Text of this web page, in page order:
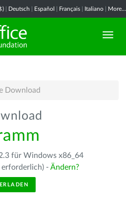
) Deutsch Español Français Italiano More...
Download
für Windows x86_64
- Ändern?